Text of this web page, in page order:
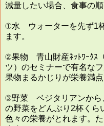
減量したい場合、食事の
①水 ウォーターを先ず1
ます。
②果物 青山財産ﾈｯﾄﾜｰｸｽ
ツ）のセミナーで有名な
果物まるかじりが栄養満
③野菜 ベジタリアンから
の野菜をどんぶり2杯くら
色々の栄養がとれます。